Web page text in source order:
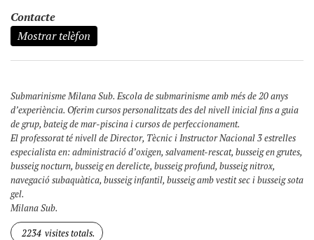
Contacte
Mostrar telèfon
Submarinisme Milana Sub. Escola de submarinisme amb més de 20 anys
d’experiència. Oferim cursos personalitzats des del nivell inicial fins a guia
de grup, bateig de mar-piscina i cursos de perfeccionament.
El professorat té nivell de Director, Tècnic i Instructor Nacional 3 estrelles
especialista en: administració d’oxigen, salvament-rescat, busseig en grutes,
busseig nocturn, busseig en derelicte, busseig profund, busseig nitrox,
navegació subaquàtica, busseig infantil, busseig amb vestit sec i busseig sota
gel.
Milana Sub.
2234 visites totals.